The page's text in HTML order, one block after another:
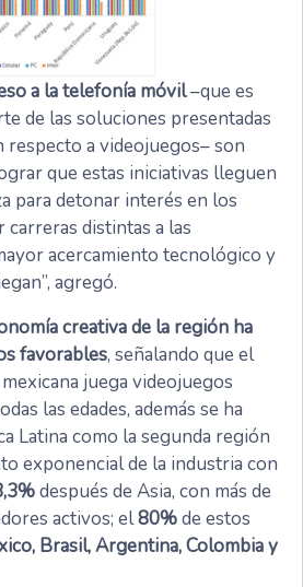
a la telefonía móvil–que es
de las soluciones presentadas
respecto a videojuegos– son
que estas iniciativas lleguen
para detonar interés en los
carreras distintas a las
acercamiento tecnológico y
agregó.
creativa de la región ha
favorables, señalando que el
juega videojuegos
las edades, además se ha
Latina como la segunda región
exponencial de la industria con
después de Asia, con más de
activos; el80%de estos
Brasil, Argentina, Colombia y